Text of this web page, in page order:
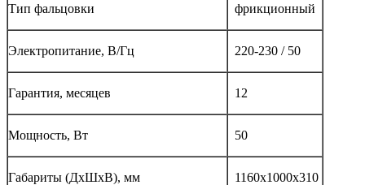
Тип фальцовки фрикционный
Электропитание, В/Гц 220-230 / 50
Гарантия, месяцев 12
Мощность, Вт 50
Габариты (ДхШхВ), мм 1160x1000x310